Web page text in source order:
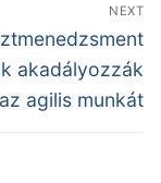
NEXT
akadályozzák
az agilis munkát